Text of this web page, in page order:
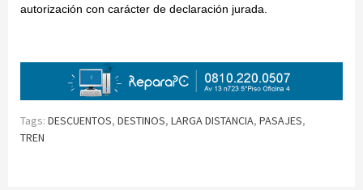
autorización con carácter de declaración jurada.
Tags: DESCUENTOS, DESTINOS, LARGA DISTANCIA, PASAJES,
TREN